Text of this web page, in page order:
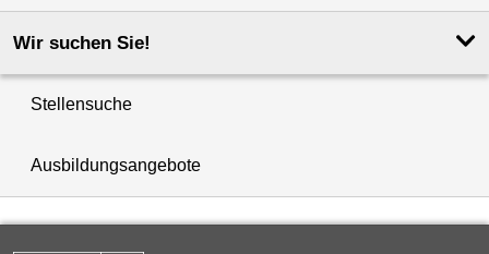
Wir suchen Sie!
Stellensuche
Ausbildungsangebote